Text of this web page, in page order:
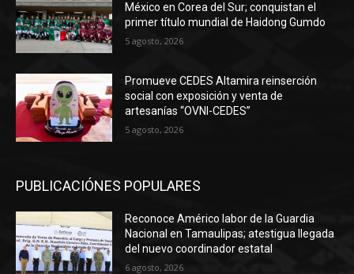
México en Corea del Sur; conquistan el
primer título mundial de Haidong Gumdo
5 agosto, 2026
Promueve CEDES Altamira reinserción
social con exposición y venta de
artesanías “OVNI-CEDES”
5 agosto, 2026
PUBLICACIÓNES POPULARES
Reconoce Américo labor de la Guardia
Nacional en Tamaulipas; atestigua llegada
del nuevo coordinador estatal
6 agosto, 2026